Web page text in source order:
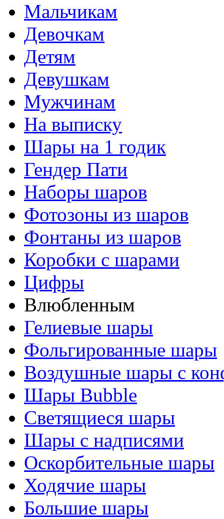
Мальчикам
Девочкам
Детям
Девушкам
Мужчинам
На выписку
Шары на 1 годик
Гендер Пати
Наборы шаров
Фотозоны из шаров
Фонтаны из шаров
Коробки с шарами
Цифры
Влюбленным
Гелиевые шары
Фольгированные шары
Воздушные шары с
Шары Bubble
Светящиеся шары
Шары с надписями
Оскорбительные шары
Ходячие шары
Большие шары